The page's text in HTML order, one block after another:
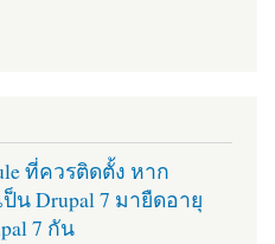
ที่ควรติดตั้ง หาก
น Drupal 7 มายืดอายุ
7 กัน